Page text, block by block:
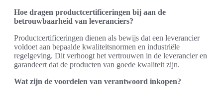
Hoe dragen productcertificeringen bij aan de
betrouwbaarheid van leveranciers?
Productcertificeringen dienen als bewijs dat een leverancier
voldoet aan bepaalde kwaliteitsnormen en industriële
regelgeving. Dit verhoogt het vertrouwen in de leverancier en
garandeert dat de producten van goede kwaliteit zijn.
Wat zijn de voordelen van verantwoord inkopen?